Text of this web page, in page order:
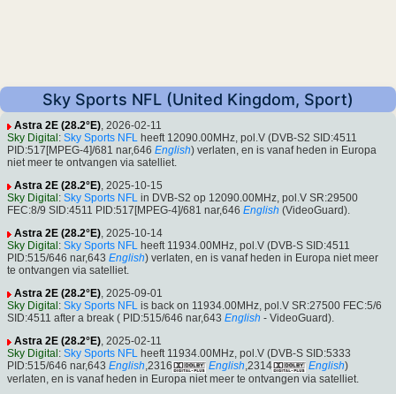
Sky Sports NFL (United Kingdom, Sport)
Astra 2E (28.2°E), 2026-02-11
Sky Digital : Sky Sports NFL heeft 12090.00MHz, pol.V (DVB-S2 SID:4511
PID:517[MPEG-4]/681 nar,646 English) verlaten, en is vanaf heden in Europa
niet meer te ontvangen via satelliet.
Astra 2E (28.2°E), 2025-10-15
Sky Digital : Sky Sports NFL in DVB-S2 op 12090.00MHz, pol.V SR:29500
FEC:8/9 SID:4511 PID:517[MPEG-4]/681 nar,646 English (VideoGuard).
Astra 2E (28.2°E), 2025-10-14
Sky Digital : Sky Sports NFL heeft 11934.00MHz, pol.V (DVB-S SID:4511
PID:515/646 nar,643 English) verlaten, en is vanaf heden in Europa niet meer
te ontvangen via satelliet.
Astra 2E (28.2°E), 2025-09-01
Sky Digital : Sky Sports NFL is back on 11934.00MHz, pol.V SR:27500 FEC:5/6
SID:4511 after a break ( PID:515/646 nar,643 English - VideoGuard).
Astra 2E (28.2°E), 2025-02-11
Sky Digital : Sky Sports NFL heeft 11934.00MHz, pol.V (DVB-S SID:5333
PID:515/646 nar,643 English,2316 English,2314 English)
verlaten, en is vanaf heden in Europa niet meer te ontvangen via satelliet.